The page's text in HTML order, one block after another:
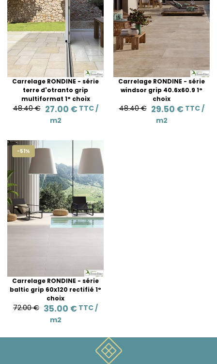
Carrelage RONDINE - série
terre d'otranto grip
multiformat 1° choix
48.40 € 27.00 € TTC /
m2
Carrelage RONDINE - série
windsor grip 40.6x60.9 1°
choix
48.40 € 29.50 € TTC /
m2
-51%
Carrelage RONDINE - série
baltic grip 60x120 rectifié 1°
choix
72.00 € 35.00 € TTC /
m2